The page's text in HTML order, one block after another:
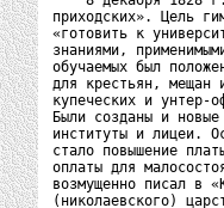
приходских». Цель
«готовить к
знаниями,
обучаемых был
для крестьян, мещан
купеческих и унтер-
Были созданы и
институты и лицеи.
стало повышение
оплаты для
возмущенно писал в
(николаевского)